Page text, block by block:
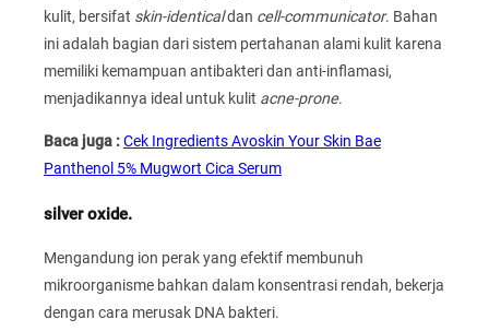
kulit, bersifat skin-identicaldan cell-communicator. Bahan
ini adalah bagian dari sistem pertahanan alami kulit karena
memiliki kemampuan antibakteri dan anti-inflamasi,
menjadikannya ideal untuk kulit acne-prone.
Baca juga :Cek Ingredients Avoskin Your Skin Bae
Panthenol 5% Mugwort Cica Serum
silver oxide.
Mengandung ion perak yang efektif membunuh
mikroorganisme bahkan dalam konsentrasi rendah, bekerja
dengan cara merusak DNA bakteri.